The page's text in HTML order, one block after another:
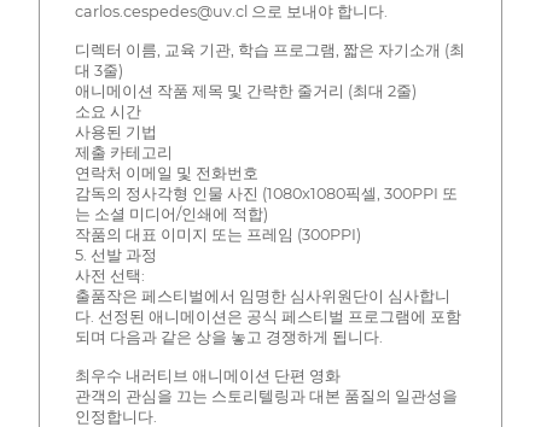
carlos.cespedes@uv.cl 으로 보내야 합니다.
디렉터 이름, 교육 기관, 학습 프로그램, 짧은 자기소개 (최
대 3줄)
애니메이션 작품 제목 및 간략한 줄거리 (최대 2줄)
소요 시간
사용된 기법
제출 카테고리
연락처 이메일 및 전화번호
감독의 정사각형 인물 사진 (1080x1080픽셀, 300PPI 또
는 소셜 미디어/인쇄에 적합)
작품의 대표 이미지 또는 프레임 (300PPI)
5. 선발 과정
사전 선택:
출품작은 페스티벌에서 임명한 심사위원단이 심사합니
다. 선정된 애니메이션은 공식 페스티벌 프로그램에 포함
되며 다음과 같은 상을 놓고 경쟁하게 됩니다.
최우수 내러티브 애니메이션 단편 영화
관객의 관심을 끄는 스토리텔링과 대본 품질의 일관성을
인정합니다.